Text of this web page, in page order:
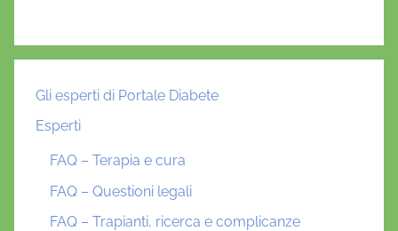
Gli esperti di Portale Diabete
Esperti
FAQ – Terapia e cura
FAQ – Questioni legali
FAQ – Trapianti, ricerca e complicanze